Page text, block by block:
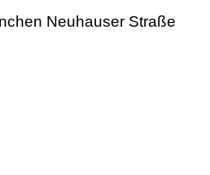
Neuhauser Straße